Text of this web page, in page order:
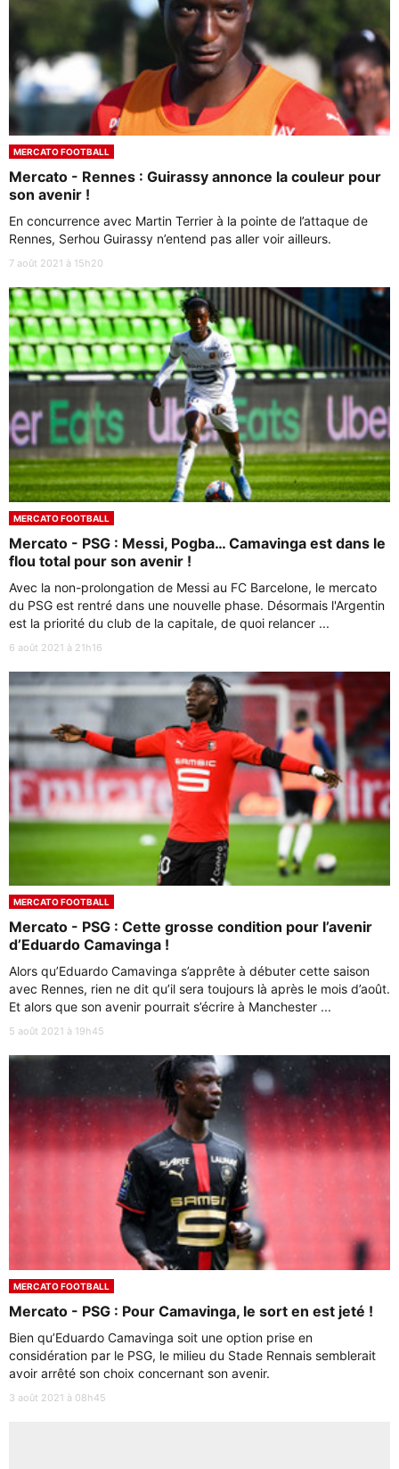
MERCATO FOOTBALL
Mercato - Rennes : Guirassy annonce la couleur pour
son avenir !
En concurrence avec Martin Terrier à la pointe de l’attaque de
Rennes, Serhou Guirassy n’entend pas aller voir ailleurs.
7 août 2021 à 15h20
MERCATO FOOTBALL
Mercato - PSG : Messi, Pogba… Camavinga est dans le
flou total pour son avenir !
Avec la non-prolongation de Messi au FC Barcelone, le mercato
du PSG est rentré dans une nouvelle phase. Désormais l'Argentin
est la priorité du club de la capitale, de quoi relancer ...
6 août 2021 à 21h16
MERCATO FOOTBALL
Mercato - PSG : Cette grosse condition pour l’avenir
d’Eduardo Camavinga !
Alors qu’Eduardo Camavinga s’apprête à débuter cette saison
avec Rennes, rien ne dit qu’il sera toujours là après le mois d’août.
Et alors que son avenir pourrait s’écrire à Manchester ...
5 août 2021 à 19h45
MERCATO FOOTBALL
Mercato - PSG : Pour Camavinga, le sort en est jeté !
Bien qu’Eduardo Camavinga soit une option prise en
considération par le PSG, le milieu du Stade Rennais semblerait
avoir arrêté son choix concernant son avenir.
3 août 2021 à 08h45